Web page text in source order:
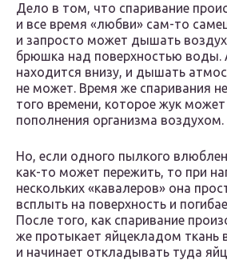
Дело в том, что спаривание
и все время «любви» сам-то
и запросто может дышать
брюшка над поверхностью воды.
находится внизу, и дышать
не может. Время же спаривания
того времени, которое жук может
пополнения организма воздухом.
Но, если одного пылкого
как-то может пережить, то при
нескольких «кавалеров» она
всплыть на поверхность и
После того, как спаривание
же протыкает яйцекладом ткань
и начинает откладывать туда